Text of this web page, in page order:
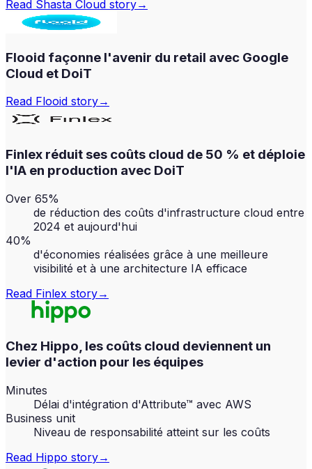
Read Shasta Cloud story→
Flooid façonne l'avenir du retail avec Google
Cloud et DoiT
Read Flooid story→
Finlex réduit ses coûts cloud de 50 % et déploie
l'IA en production avec DoiT
Over 65%
de réduction des coûts d'infrastructure cloud entre
2024 et aujourd'hui
40%
d'économies réalisées grâce à une meilleure
visibilité et à une architecture IA efficace
Read Finlex story→
Chez Hippo, les coûts cloud deviennent un
levier d'action pour les équipes
Minutes
Délai d'intégration d'Attribute™ avec AWS
Business unit
Niveau de responsabilité atteint sur les coûts
Read Hippo story→